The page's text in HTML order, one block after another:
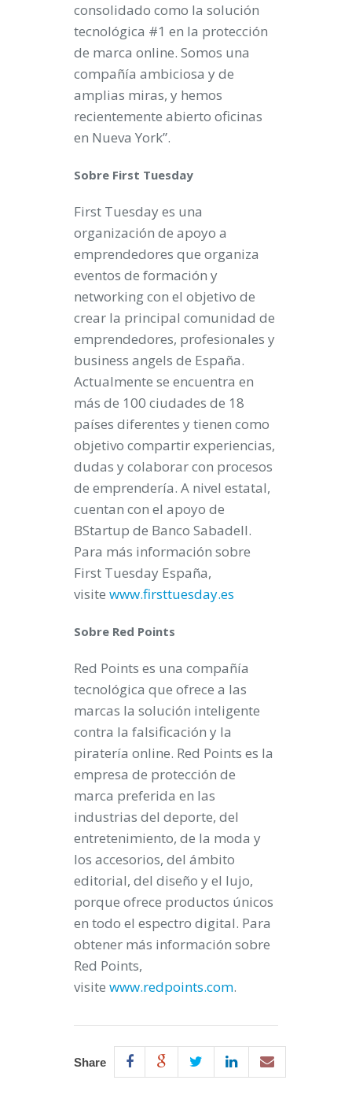
consolidado como la solución
tecnológica #1 en la protección
de marca online. Somos una
compañía ambiciosa y de
amplias miras, y hemos
recientemente abierto oficinas
en Nueva York”.
Sobre First Tuesday
First Tuesday es una
organización de apoyo a
emprendedores que organiza
eventos de formación y
networking con el objetivo de
crear la principal comunidad de
emprendedores, profesionales y
business angels de España.
Actualmente se encuentra en
más de 100 ciudades de 18
países diferentes y tienen como
objetivo compartir experiencias,
dudas y colaborar con procesos
de emprendería. A nivel estatal,
cuentan con el apoyo de
BStartup de Banco Sabadell.
Para más información sobre
First Tuesday España,
visite www.firsttuesday.es
Sobre Red Points
Red Points es una compañía
tecnológica que ofrece a las
marcas la solución inteligente
contra la falsificación y la
piratería online. Red Points es la
empresa de protección de
marca preferida en las
industrias del deporte, del
entretenimiento, de la moda y
los accesorios, del ámbito
editorial, del diseño y el lujo,
porque ofrece productos únicos
en todo el espectro digital. Para
obtener más información sobre
Red Points,
visite www.redpoints.com.
Share